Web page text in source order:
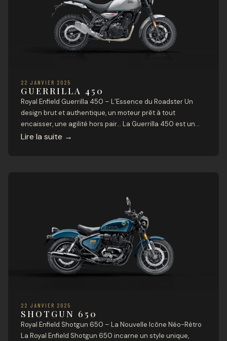
22 JANVIER 2025
GUERRILLA 450
Royal Enfield Guerrilla 450 – L’Essence du Roadster Un
design brut et authentique, un moteur prêt à tout
encaisser, une agilité hors pair… La Guerrilla 450 est un
roadster conçu pour rouler, sans compromis. Que ce soit
Lire la suite →
22 JANVIER 2025
SHOTGUN 650
Royal Enfield Shotgun 650 – La Nouvelle Icône Néo-Rétro
La Royal Enfield Shotgun 650 incarne un style unique,